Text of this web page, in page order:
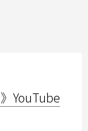
YouTube